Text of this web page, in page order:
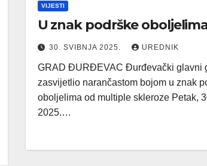
VIJESTI
U znak podrške oboljelima
30. SVIBNJA 2025. UREDNIK
GRAD ĐURĐEVAC Đurđevački glavni
zasvijetlio narančastom bojom u znak
oboljelima od multiple skleroze Petak,
2025.…